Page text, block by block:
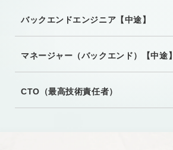
バックエンドエンジニア【中途】
マネージャー （バックエンド）【中途】
CTO （最高技術責任者）